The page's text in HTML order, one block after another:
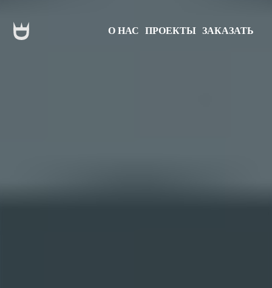
О НАС ПРОЕКТЫ ЗАКАЗАТЬ